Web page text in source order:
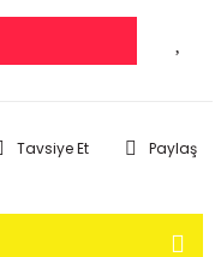
Tavsiye Et Paylaş